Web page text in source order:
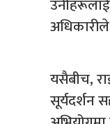
यसैबीच,
सूर्यदर्शन